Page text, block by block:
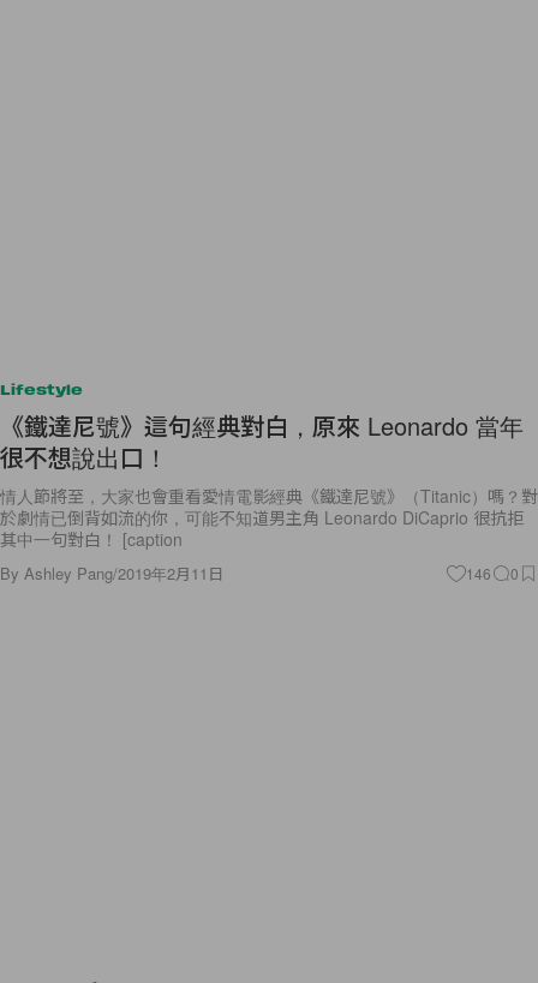
Lifestyle
《鐵達尼號》這句經典對白，原來 Leonardo 當年
很不想說出口！
情人節將至，大家也會重看愛情電影經典《鐵達尼號》（Titanic）嗎？對
於劇情已倒背如流的你，可能不知道男主角 Leonardo DiCaprio 很抗拒
其中一句對白！ [caption
By Ashley Pang/2019年2月11日 146 0